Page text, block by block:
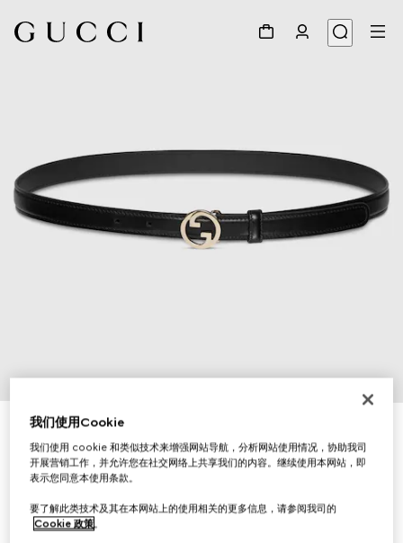
首字母个性化定制
Gucci Blondie系列窄版腰带
A$475
我们使用Cookie
我们使用 cookie 和类似技术来增强网站导航，分析网站使用情况，协助我司
开展营销工作，并允许您在社交网络上共享我们的内容。继续使用本网站，即
表示您同意本使用条款。
要了解此类技术及其在本网站上的使用相关的更多信息，请参阅我司的
Cookie 政策。